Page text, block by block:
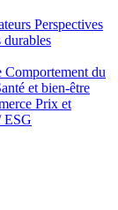
Perspectives
durables
Comportement du
et bien‑être
Prix et
ESG